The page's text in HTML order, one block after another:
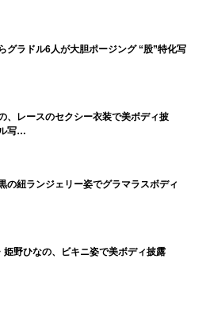
グラドル6人が大胆ポージング “股”特化写
、レースのセクシー衣装で美ボディ披
写…
の紐ランジェリー姿でグラマラスボディ
野ひなの、ビキニ姿で美ボディ披露